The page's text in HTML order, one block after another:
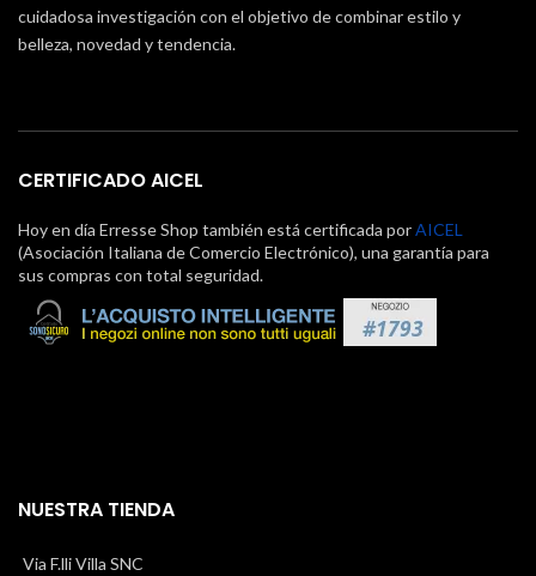
cuidadosa investigación con el objetivo de combinar estilo y
belleza, novedad y tendencia.
CERTIFICADO AICEL
Hoy en día Erresse Shop también está certificada porAICEL
(Asociación Italiana de Comercio Electrónico), una garantía para
sus compras con total seguridad.
NUESTRA TIENDA
Via F.lli Villa SNC